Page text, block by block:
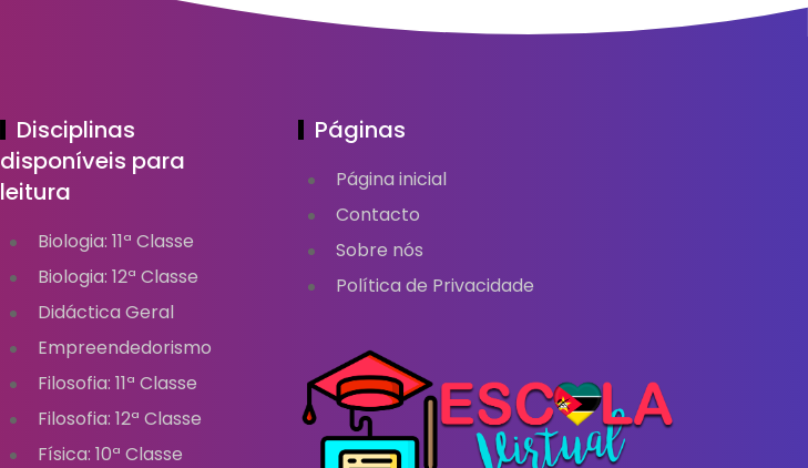
Disciplinas
disponíveis para
leitura
Biologia: 11ª Classe
Biologia: 12ª Classe
Didáctica Geral
Empreendedorismo
Filosofia: 11ª Classe
Filosofia: 12ª Classe
Física: 10ª Classe
Páginas
Página inicial
Contacto
Sobre nós
Política de Privacidade